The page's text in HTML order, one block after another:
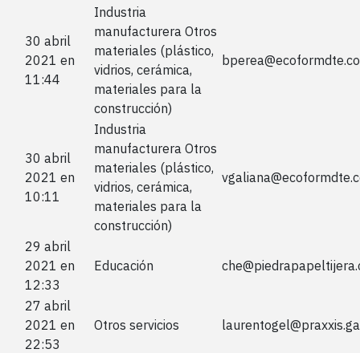
30 abril
2021 en
11:44
Industria
manufacturera Otros
materiales (plástico,
vidrios, cerámica,
materiales para la
construcción)
30 abril
2021 en
10:11
Industria
manufacturera Otros
materiales (plástico,
vidrios, cerámica,
materiales para la
construcción)
29 abril
2021 en
12:33
Educación
27 abril
2021 en
22:53
Otros servicios